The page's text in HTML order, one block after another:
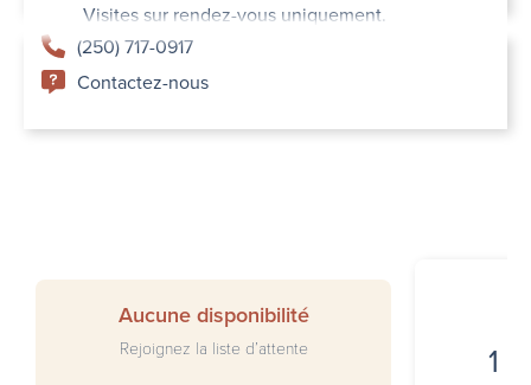
Visites sur rendez-vous uniquement.
(250) 717-0917
Contactez-nous
Aucune disponibilité
Rejoignez la liste d’attente 1